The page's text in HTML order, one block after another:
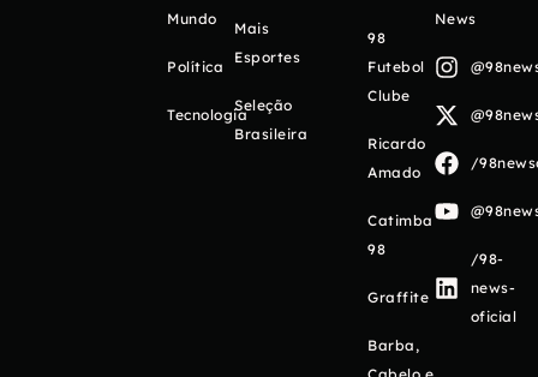
Mundo
Política
Tecnologia
Mais
Esportes
Seleção
Brasileira
98
Futebol
Clube
Ricardo
Amado
Catimba
98
Graffite
Barba,
News
/
/98-
news-
oficial